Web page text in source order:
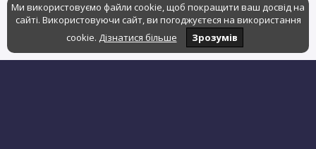
Ми використовуємо файли cookie, щоб покращити ваш досвід на
сайті. Використовуючи сайт, ви погоджуєтеся на використання
cookie. Дізнатися більше Зрозумів